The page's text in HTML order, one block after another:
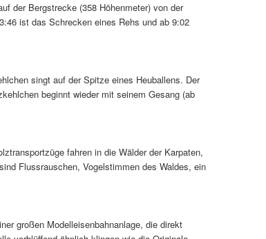
der Bergstrecke (358 Höhenmeter) von der
ist das Schrecken eines Rehs und ab 9:02
singt auf der Spitze eines Heuballens. Der
beginnt wieder mit seinem Gesang (ab
fahren in die Wälder der Karpaten,
Flussrauschen, Vogelstimmen des Waldes, ein
großen Modelleisenbahnanlage, die direkt